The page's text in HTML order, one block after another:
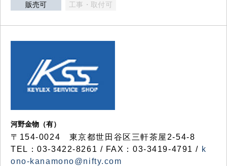
販売可 工事・取付可
河野金物（有）
〒154-0024 東京都世田谷区三軒茶屋2-54-8
TEL：03-3422-8261 / FAX：03-3419-4791 / k
ono-kanamono@nifty.com